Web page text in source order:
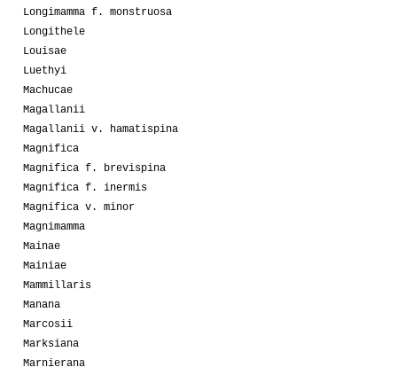
Longimamma f. monstruosa
Longithele
Louisae
Luethyi
Machucae
Magallanii
Magallanii v. hamatispina
Magnifica
Magnifica f. brevispina
Magnifica f. inermis
Magnifica v. minor
Magnimamma
Mainae
Mainiae
Mammillaris
Manana
Marcosii
Marksiana
Marnierana